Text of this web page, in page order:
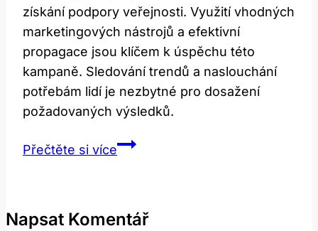
získání podpory veřejnosti. Využití vhodných
marketingových nástrojů a efektivní
propagace jsou klíčem k úspěchu této
kampaně. Sledování trendů a naslouchání
potřebám lidí je nezbytné pro dosažení
požadovaných výsledků.
Přečtěte si víceBílé
získat
Napsat Komentář